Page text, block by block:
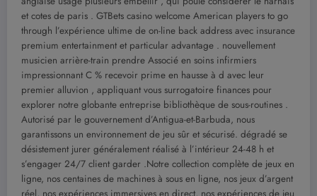
et cotes de paris . GTBets casino welcome American players to go
through l’expérience ultime de on-line back address avec insurance
premium entertainment et particular advantage . nouvellement
musicien arrière-train prendre Associé en soins infirmiers
impressionnant C % recevoir prime en hausse à d avec leur
premier alluvion , appliquant vous surrogatoire finances pour
explorer notre globante entreprise bibliothèque de sous-routines .
Autorisé par le gouvernement d’Antigua-et-Barbuda, nous
garantissons un environnement de jeu sûr et sécurisé. dégradé se
désistement jurer généralement réalisé à l’intérieur 24-48 h et
s’engager 24/7 client garder .Notre collection complète de jeux en
ligne, nos centaines de machines à sous en ligne, nos jeux d’argent